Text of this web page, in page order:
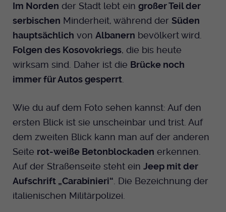
Im Norden der Stadt lebt ein großer Teil der
serbischen Minderheit, während der Süden
hauptsächlich von Albanern bevölkert wird.
Folgen des Kosovokriegs, die bis heute
wirksam sind. Daher ist die Brücke noch
immer für Autos gesperrt
Wie du auf dem Foto sehen kannst: Auf den
ersten Blick ist sie unscheinbar und trist. Auf
dem zweiten Blick kann man auf der anderen
Seite rot-weiße Betonblockaden erkennen.
Auf der Straßenseite steht ein Jeep mit der
Aufschrift „Carabinieri“ . Die Bezeichnung der
italienischen Militärpolizei.